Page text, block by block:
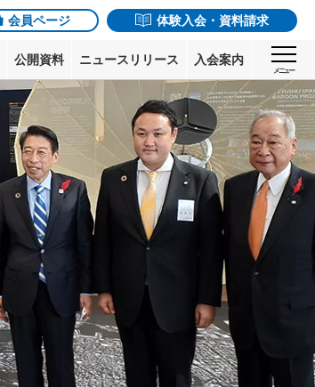
会員ページ 体験入会・資料請求
公開資料 ニュースリリース 入会案内
メニュー